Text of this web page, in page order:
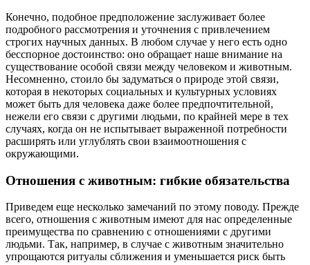
Конечно, подобное предположение заслуживает более
подробного рассмотрения и уточнения с привлечением
строгих научных данных. В любом случае у него есть одно
бесспорное достоинство: оно обращает наше внимание на
существование особой связи между человеком и животным.
Несомненно, стоило бы задуматься о природе этой связи,
которая в некоторых социальных и культурных условиях
может быть для человека даже более предпочтительной,
нежели его связи с другими людьми, по крайней мере в тех
случаях, когда он не испытывает выраженной потребности
расширять или углублять свои взаимоотношения с
окружающими.
Отношения с животным: гибкие обязательства
Приведем еще несколько замечаний по этому поводу. Прежде
всего, отношения с животным имеют для нас определенные
преимущества по сравнению с отношениями с другими
людьми. Так, например, в случае с животным значительно
упрощаются ритуалы сближения и уменьшается риск быть